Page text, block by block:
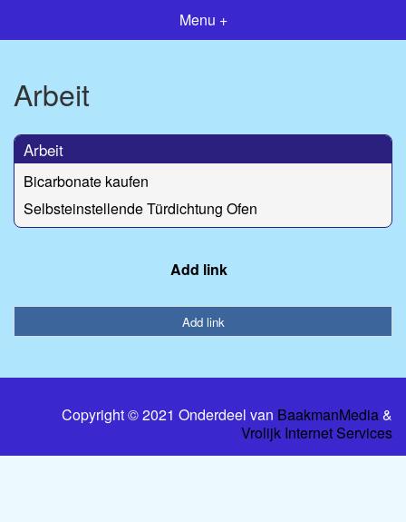
Menu +
Arbeit
Arbeit
Bicarbonate kaufen
Selbsteinstellende Türdichtung Ofen
Add link
Add link
Copyright © 2021 Onderdeel van BaakmanMedia&
Vrolijk Internet Services